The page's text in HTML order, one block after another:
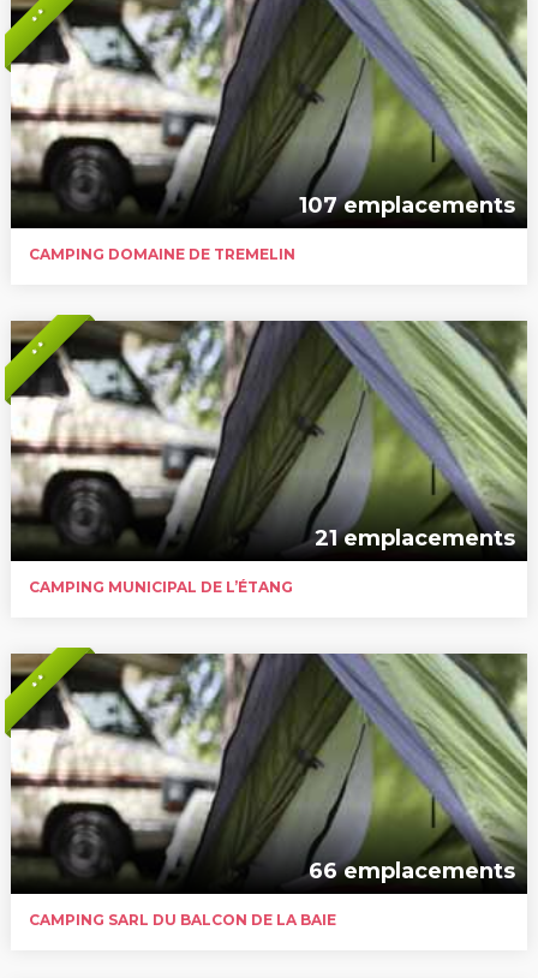
* *
107 emplacements
CAMPING DOMAINE DE TREMELIN
* *
21 emplacements
CAMPING MUNICIPAL DE L’ÉTANG
* *
66 emplacements
CAMPING SARL DU BALCON DE LA BAIE